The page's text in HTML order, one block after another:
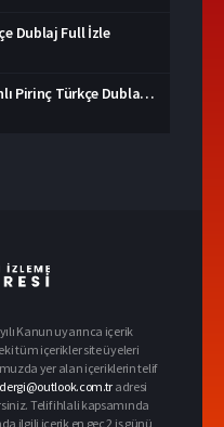
Dublaj Full İzle
Yedi Samuray: Kanlı Pirinç Türkçe Dublaj İzle
Kanun uyarınca içerik
tüm içerikler site üyeleri
yer alan içeriklerin telif
dergi@outlook.com.tr adresi
Telif ihlali kapsamında
ilgili içerik en geç 2 iş günü